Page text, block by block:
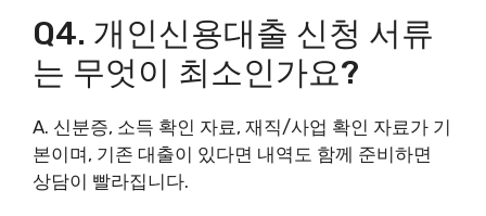
Q4. 개인신용대출 신청 서류
는 무엇이 최소인가요?
A. 신분증, 소득 확인 자료, 재직/사업 확인 자료가 기
본이며, 기존 대출이 있다면 내역도 함께 준비하면
상담이 빨라집니다.